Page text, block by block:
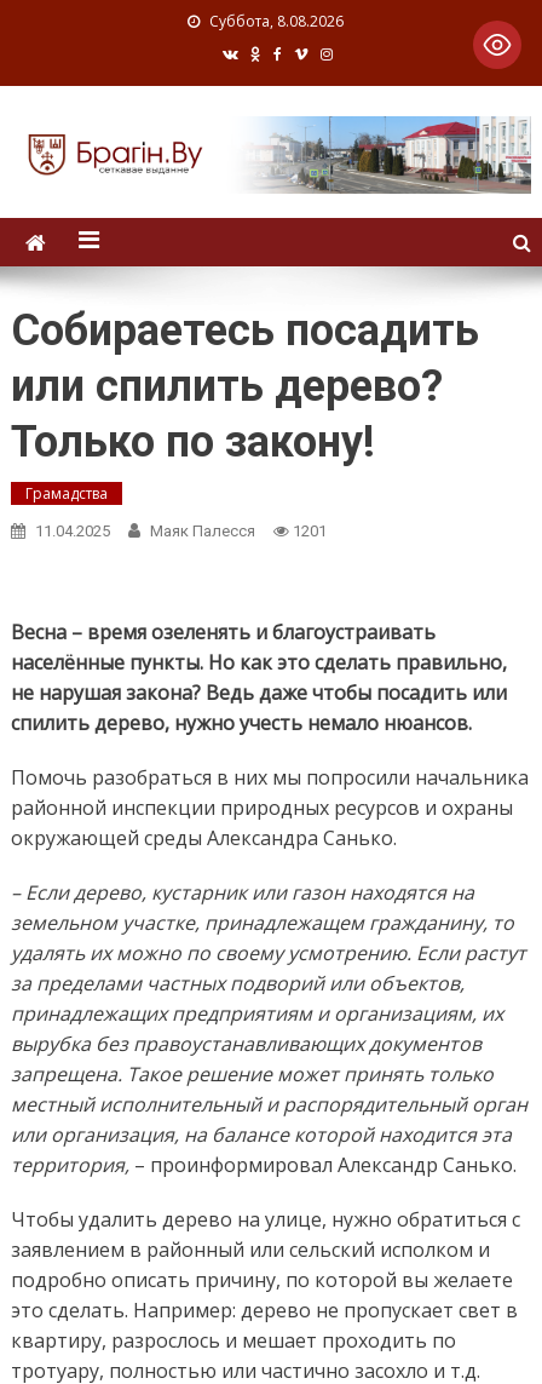
Суббота, 8.08.2026
Собираетесь посадить
или спилить дерево?
Только по закону!
Грамадства
11.04.2025 Маяк Палесся 1201
Весна – время озеленять и благоустраивать
населённые пункты. Но как это сделать правильно,
не нарушая закона? Ведь даже чтобы посадить или
спилить дерево, нужно учесть немало нюансов.
Помочь разобраться в них мы попросили начальника
районной инспекции природных ресурсов и охраны
окружающей среды Александра Санько.
– Если дерево, кустарник или газон находятся на
земельном участке, принадлежащем гражданину, то
удалять их можно по своему усмотрению. Если растут
за пределами частных подворий или объектов,
принадлежащих предприятиям и организациям, их
вырубка без правоустанавливающих документов
запрещена. Такое решение может принять только
местный исполнительный и распорядительный орган
или организация, на балансе которой находится эта
территория,– проинформировал Александр Санько.
Чтобы удалить дерево на улице, нужно обратиться с
заявлением в районный или сельский исполком и
подробно описать причину, по которой вы желаете
это сделать. Например: дерево не пропускает свет в
квартиру, разрослось и мешает проходить по
тротуару, полностью или частично засохло и т.д.